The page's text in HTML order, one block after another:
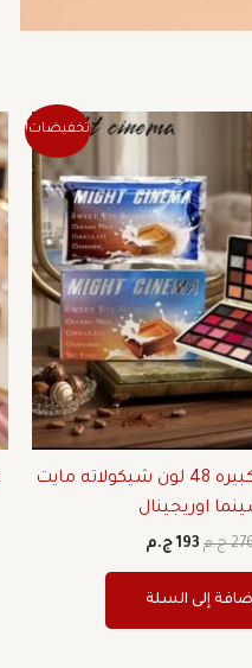
تخفيضات!
بالت ايشادو الكبيره 48 لون شيكولاته مايت
اوريجينال
ج.م
السعر
276 ج.م.
193 ج.م
السعر
193 ج.م.
إلى السلة